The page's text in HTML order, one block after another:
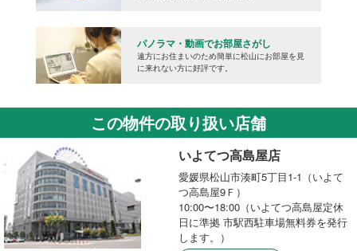
パノラマ・動画でお部屋さがし
遠方にお住まいのため簡単に松山にお部屋を見
に来れない方に好評です。
この物件の取り扱い店舗
いよてつ高島屋店
愛媛県松山市湊町5丁目1-1（いよて
つ高島屋9Ｆ）
10:00〜18:00（いよてつ高島屋定休
日に準拠 市駅西駐車場無料券を発行
します。）